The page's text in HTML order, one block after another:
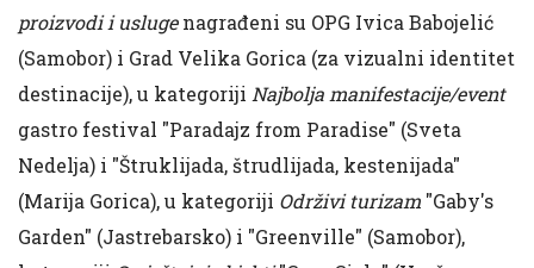
proizvodi i uslugenagrađeni su OPG Ivica Babojelić
(Samobor) i Grad Velika Gorica (za vizualni identitet
destinacije), u kategoriji Najbolja manifestacije/event
gastro festival "Paradajz from Paradise" (Sveta
Nedelja) i "Štruklijada, štrudlijada, kestenijada"
(Marija Gorica), u kategoriji Održivi turizam "Gaby's
Garden" (Jastrebarsko) i "Greenville" (Samobor),